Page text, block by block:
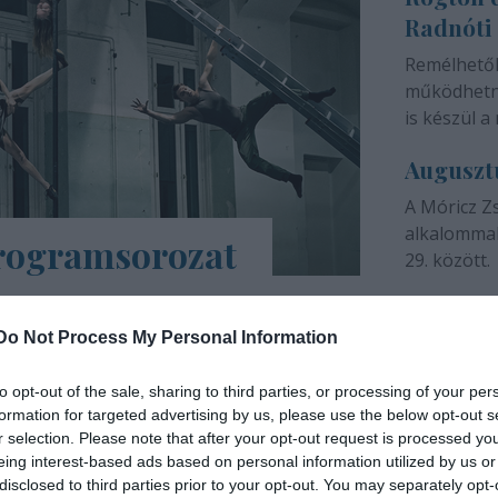
Not Process My Personal Information
opt-out of the sale, sharing to third parties, or processing of your
for targeted advertising by us, please use the below opt-out
selection. Please note that after your opt-out request is processed
interest-based ads based on personal information utilized by us
to third parties prior to your opt-out. You may separately
Háza e-Trafó elnevezésű
tartalmas, a digitális platformokon
online táncórák, live setek,
színházunk
Radnóti
is készül a
A Móricz
29. között.
INTERJÚ